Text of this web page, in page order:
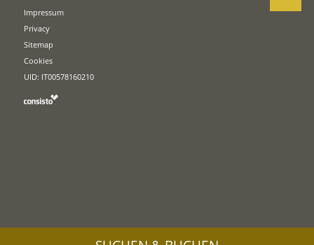
Impressum
Privacy
Sitemap
Cookies
UID: IT00578160210